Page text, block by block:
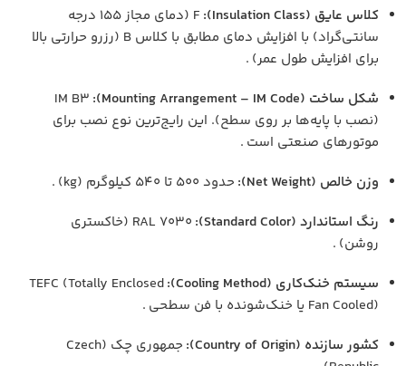
کلاس عایق (Insulation Class):
F (دمای مجاز ۱۵۵ درجه
سانتی‌گراد) با افزایش دمای مطابق با کلاس B (رزرو حرارتی بالا
برای افزایش طول عمر) .
شکل ساخت (Mounting Arrangement – IM Code):
IM B3
(نصب با پایه‌ها بر روی سطح). این رایج‌ترین نوع نصب برای
موتورهای صنعتی است .
وزن خالص (Net Weight):
حدود ۵۰۰ تا ۵۴۰ کیلوگرم (kg) .
رنگ استاندارد (Standard Color):
RAL 7030 (خاکستری
روشن) .
سیستم خنک‌کاری (Cooling Method):
TEFC (Totally Enclosed
Fan Cooled) یا خنک‌شونده با فن سطحی .
کشور سازنده (Country of Origin):
جمهوری چک (Czech